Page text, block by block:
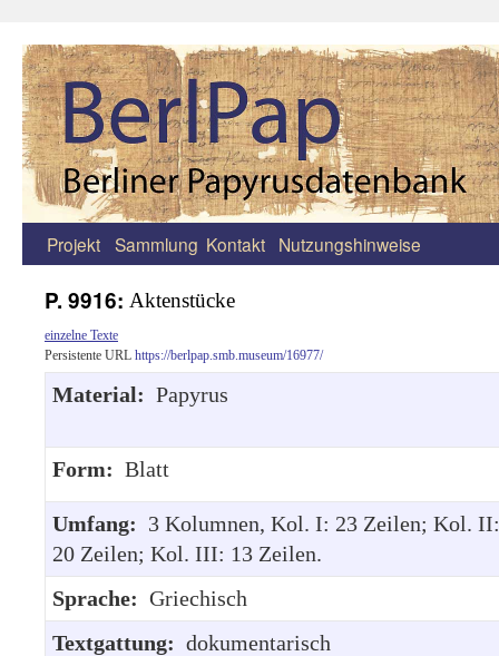
Zum
springen
Projekt Sammlung Kontakt Nutzungshinweise
P. 9916: Aktenstücke
einzelne Texte
Persistente URL https://berlpap.smb.museum/16977/
Material: Papyrus
Form: Blatt
Umfang: 3 Kolumnen, Kol. I: 23 Zeilen; Kol. II:
20 Zeilen; Kol. III: 13 Zeilen.
Sprache: Griechisch
Textgattung: dokumentarisch